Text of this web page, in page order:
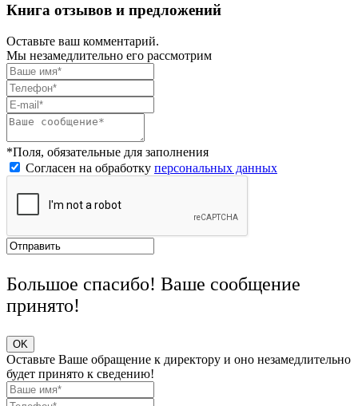
Книга отзывов и предложений
Оставьте ваш комментарий.
Мы незамедлительно его рассмотрим
*Поля, обязательные для заполнения
Согласен на обработку персональных данных
Большое спасибо! Ваше сообщение
принято!
OK
Оставьте Ваше обращение к директору и оно незамедлительно
будет принято к сведению!